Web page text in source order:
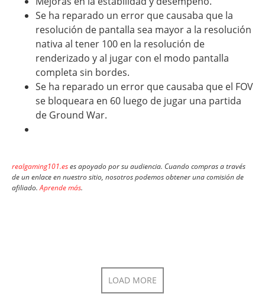
Se ha reparado un error que causaba que la
resolución de pantalla sea mayor a la resolución
nativa al tener 100 en la resolución de
renderizado y al jugar con el modo pantalla
completa sin bordes.
Se ha reparado un error que causaba que el FOV
se bloqueara en 60 luego de jugar una partida
de Ground War.
realgaming101.eses apoyado por su audiencia. Cuando compras a través
de un enlace en nuestro sitio, nosotros podemos obtener una comisión de
afiliado.Aprende más.
LOAD MORE